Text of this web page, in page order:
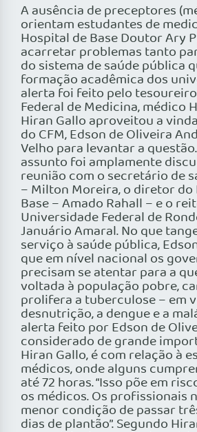
A ausência de preceptores
orientam estudantes de
Hospital de Base Doutor Ary
acarretar problemas tanto
do sistema de saúde pública
formação acadêmica dos
alerta foi feito pelo
Federal de Medicina, médico
Hiran Gallo aproveitou a
do CFM, Edson de Oliveira
Velho para levantar a
assunto foi amplamente
reunião com o secretário de
– Milton Moreira, o diretor do
Base – Amado Rahall – e o
Universidade Federal de
Januário Amaral. No que
serviço à saúde pública,
que em nível nacional os
precisam se atentar para a
voltada à população pobre,
prolifera a tuberculose – em
desnutrição, a dengue e a
alerta feito por Edson de
considerado de grande
Hiran Gallo, é com relação à
médicos, onde alguns
até 72 horas. “Isso põe em
os médicos. Os profissionais
menor condição de passar
dias de plantão”. Segundo